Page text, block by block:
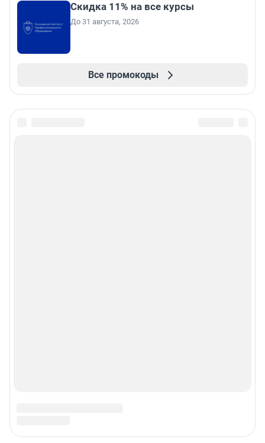
Скидка 11% на все курсы
До 31 августа, 2026
Все промокоды